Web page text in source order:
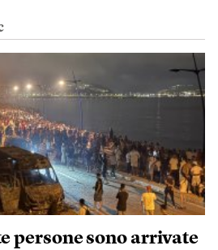
persone sono arrivate